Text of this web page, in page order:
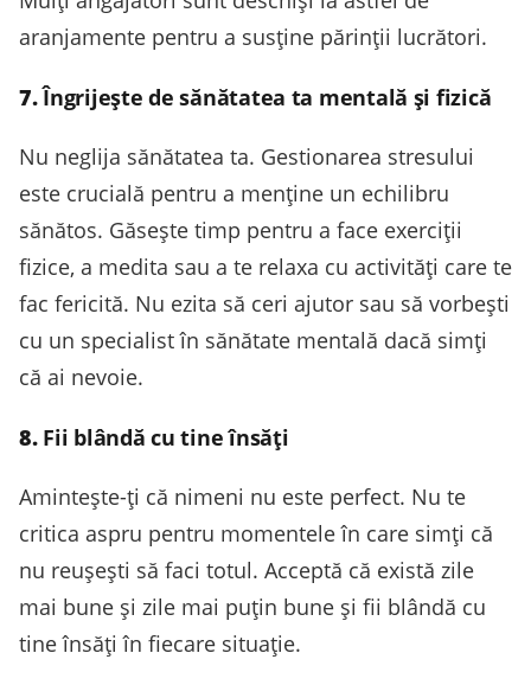
aranjamente pentru a susține părinții lucrători.
7.Îngrijește de sănătatea ta mentală și fizică
Nu neglija sănătatea ta. Gestionarea stresului
este crucială pentru a menține un echilibru
sănătos. Găsește timp pentru a face exerciții
fizice, a medita sau a te relaxa cu activități care te
fac fericită. Nu ezita să ceri ajutor sau să vorbești
cu un specialist în sănătate mentală dacă simți
că ai nevoie.
8. Fii blândă cu tine însăți
Amintește-ți că nimeni nu este perfect. Nu te
critica aspru pentru momentele în care simți că
nu reușești să faci totul. Acceptă că există zile
mai bune și zile mai puțin bune și fii blândă cu
tine însăți în fiecare situație.